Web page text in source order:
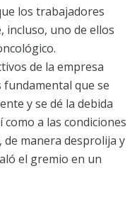
los trabajadores
incluso, uno de ellos
de la empresa
fundamental que se
y se dé la debida
a las condiciones
de manera desprolija y
el gremio en un